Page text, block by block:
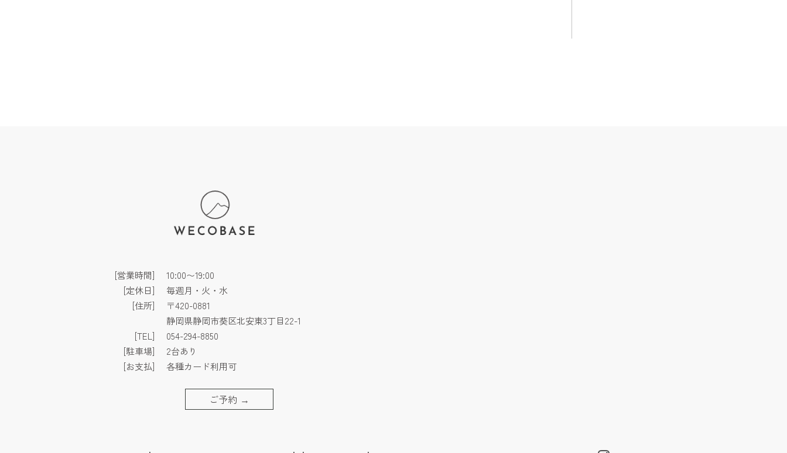
[営業時間]
10:00〜19:00
[定休日]
毎週月・火・水
[住所]
〒420-0881
静岡県静岡市葵区北安東3丁目22-1
[TEL]
054-294-8850
[駐車場]
2台あり
[お支払]
各種カード利用可
ご予約 →